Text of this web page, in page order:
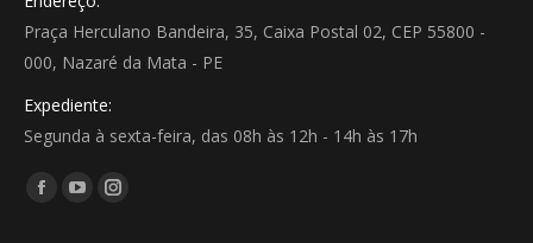
Praça Herculano Bandeira, 35, Caixa Postal 02, CEP 55800 -
000, Nazaré da Mata - PE
Expediente:
Segunda à sexta-feira, das 08h às 12h - 14h às 17h
Encontre-nos em:
Facebook
YouTubeInstagram